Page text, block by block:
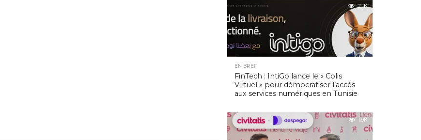
2.1K
EN BREF
FinTech : IntiGo lance le « Colis
Virtuel » pour démocratiser l’accès
aux services numériques en Tunisie
1.9K